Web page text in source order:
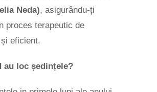
Neda), asigurându-ți
proces terapeutic de
eficient.
au loc ședințele?